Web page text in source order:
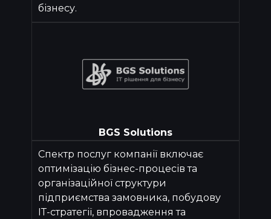
бізнесу.
BGS Solutions
Спектр послуг компанії включає
оптимізацію бізнес-процесів та
організаційної структури
підприємства замовника, побудову
ІТ-стратегії, впровадження та